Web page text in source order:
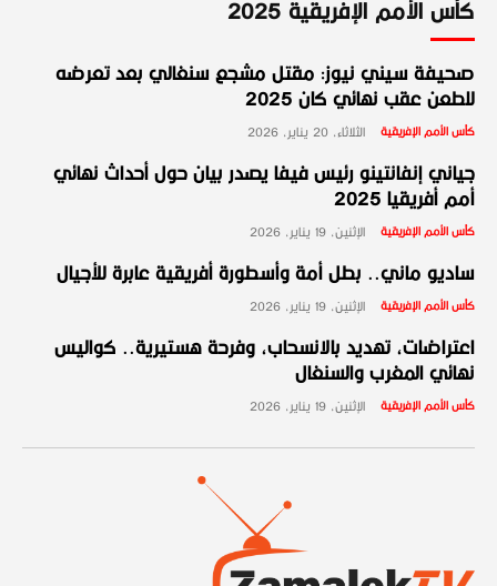
كأس الأمم الإفريقية 2025
صحيفة سيني نيوز: مقتل مشجع سنغالي بعد تعرضه
للطعن عقب نهائي كان 2025
كأس الأمم الإفريقية الثلاثاء، 20 يناير، 2026
جياني إنفانتينو رئيس فيفا يصدر بيان حول أحداث نهائي
أمم أفريقيا 2025
كأس الأمم الإفريقية الإثنين، 19 يناير، 2026
ساديو ماني.. بطل أمة وأسطورة أفريقية عابرة للأجيال
كأس الأمم الإفريقية الإثنين، 19 يناير، 2026
اعتراضات، تهديد بالانسحاب، وفرحة هستيرية.. كواليس
نهائي المغرب والسنغال
كأس الأمم الإفريقية الإثنين، 19 يناير، 2026